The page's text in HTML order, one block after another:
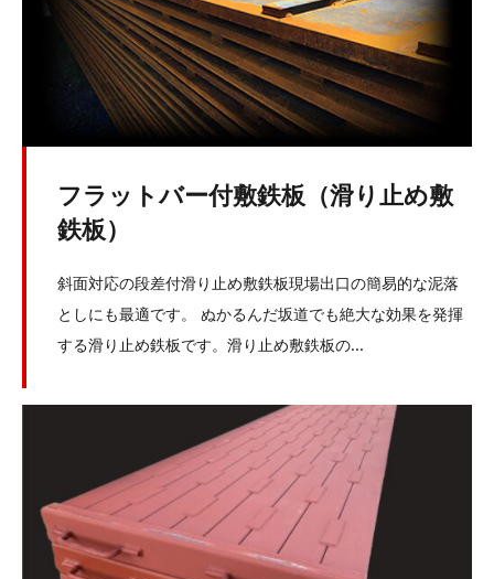
フラットバー付敷鉄板（滑り止め敷
鉄板）
斜面対応の段差付滑り止め敷鉄板現場出口の簡易的な泥落
としにも最適です。 ぬかるんだ坂道でも絶大な効果を発揮
する滑り止め鉄板です。滑り止め敷鉄板の...